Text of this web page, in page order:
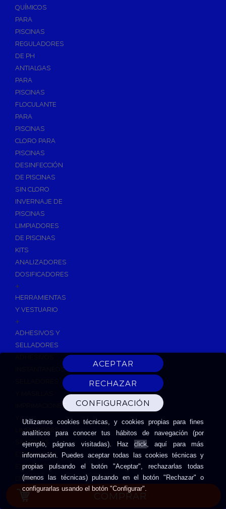
Utilizamos cookies técnicas, y cookies propias para fines
analíticos para conocer tus hábitos de navegación (por
ejemplo, páginas visitadas). Hazclick, aquí para más
información. Puedes aceptar todas las cookies técnicas y
propias pulsando el botón "Aceptar", rechazarlas todas
(menos las técnicas) pulsando en el botón "Rechazar" o
configurarlas usando el botón "Configurar".
QUÍMICOS
PARA
PISCINAS
REGULADORES
DE PH
ANTIALGAS
PARA
PISCINAS
FLOCULANTE
PARA
PISCINAS
CLORO PARA
PISCINAS
DESINFECCIÓN
DE PISCINAS
SIN CLORO
INVERNAJE DE
PISCINAS
LIMPIADORES
DE PISCINAS
KITS
ANALIZADORES
DOSIFICADORES
+
HERRAMIENTAS
Y VESTUARIO
+
ADHESIVOS Y
SELLADORES
INSTANTANEOS
IMPRIMACIONES
LIMPIADORES
SILICONAS
ESPUMAS DE
EXPANSIÓN
CINTAS
ADHESIVAS
HERRAMIENTAS
COMPRAR